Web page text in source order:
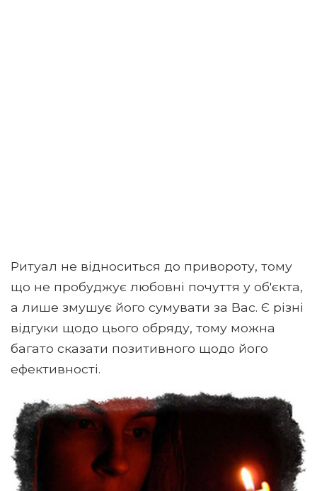
Ритуал не відноситься до привороту, тому
що не пробуджує любовні почуття у об'єкта,
а лише змушує його сумувати за Вас. Є різні
відгуки щодо цього обряду, тому можна
багато сказати позитивного щодо його
ефективності.